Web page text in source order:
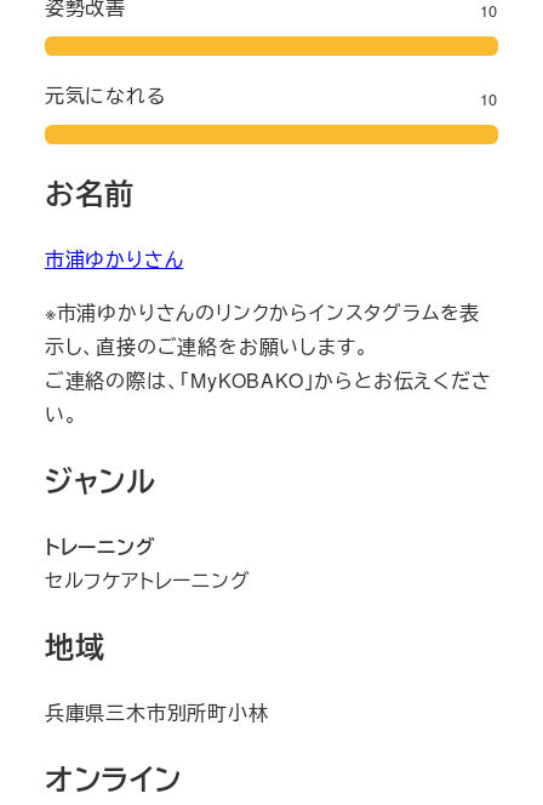
姿勢改善 10
元気になれる 10
お名前
市浦ゆかりさん
※市浦ゆかりさんのリンクからインスタグラムを表
示し、直接のご連絡をお願いします。
ご連絡の際は、「MyKOBAKO」からとお伝えくださ
い。
ジャンル
トレーニング
セルフケアトレーニング
地域
兵庫県三木市別所町小林
オンライン